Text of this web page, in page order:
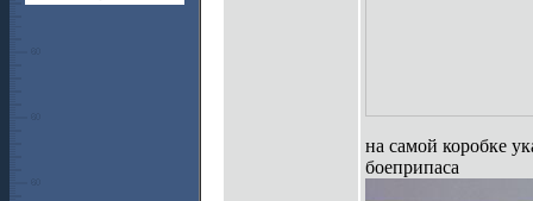
на самой коробке
боеприпаса